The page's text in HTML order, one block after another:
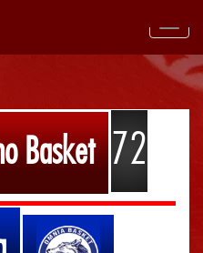
Basket 72